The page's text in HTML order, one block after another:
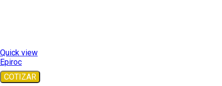
Quick view
Epiroc
COTIZAR